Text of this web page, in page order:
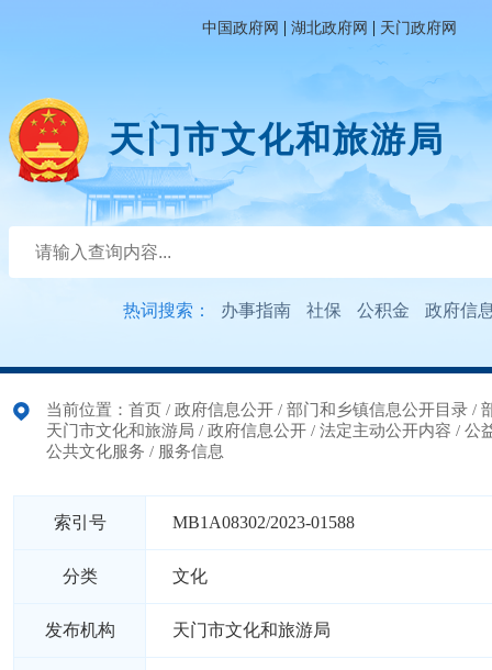
中国政府网 | 湖北政府网 | 天门政府网
天门市文化和旅游局
热词搜索： 办事指南 社保 公积金 政府信
当前位置： 首页 / 政府信息公开 / 部门和乡镇信息公开目录 /
天门市文化和旅游局 / 政府信息公开 / 法定主动公开内容 / 公
公共文化服务 / 服务信息
索引号 MB1A08302/2023-01588
分类 文化
发布机构 天门市文化和旅游局